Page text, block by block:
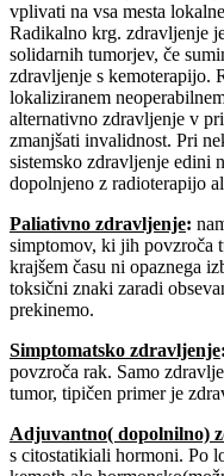
vplivati na vsa mesta
Radikalno krg. zdravljenje
solidarnih tumorjev, če
zdravljenje s kemoterapijo.
lokaliziranem
alternativno zdravljenje v
zmanjšati invalidnost. Pri
sistemsko zdravljenje edini
dopolnjeno z radioterapijo
Paliativno zdravljenje:
simptomov, ki jih povzroča
krajšem času ni opaznega
toksični znaki zaradi
prekinemo.
Simptomatsko zdravljenje:
povzroča rak. Samo
tumor, tipičen primer je
Adjuvantno( dopolnilno)
s citostatikiali hormoni. Po